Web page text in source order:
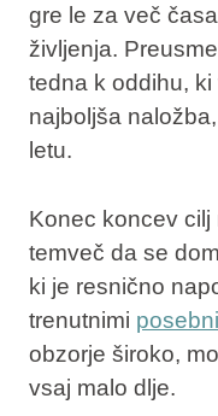
gre le za več
življenja.
tedna k oddihu,
najboljša
letu.
Konec koncev cilj
temveč da se
ki je resnično
trenutnimi
obzorje široko,
vsaj malo dlje.